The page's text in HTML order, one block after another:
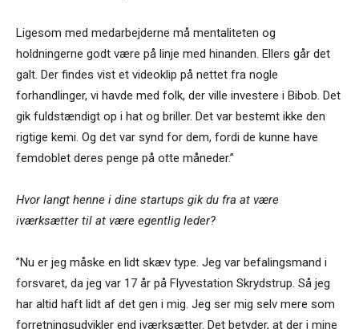
Ligesom med medarbejderne må mentaliteten og
holdningerne godt være på linje med hinanden. Ellers går det
galt. Der findes vist et videoklip på nettet fra nogle
forhandlinger, vi havde med folk, der ville investere i Bibob. Det
gik fuldstændigt op i hat og briller. Det var bestemt ikke den
rigtige kemi. Og det var synd for dem, fordi de kunne have
femdoblet deres penge på otte måneder.”
Hvor langt henne i dine startups gik du fra at være
iværksætter til at være egentlig leder?
”Nu er jeg måske en lidt skæv type. Jeg var befalingsmand i
forsvaret, da jeg var 17 år på Flyvestation Skrydstrup. Så jeg
har altid haft lidt af det gen i mig. Jeg ser mig selv mere som
forretningsudvikler end iværksætter. Det betyder, at der i mine